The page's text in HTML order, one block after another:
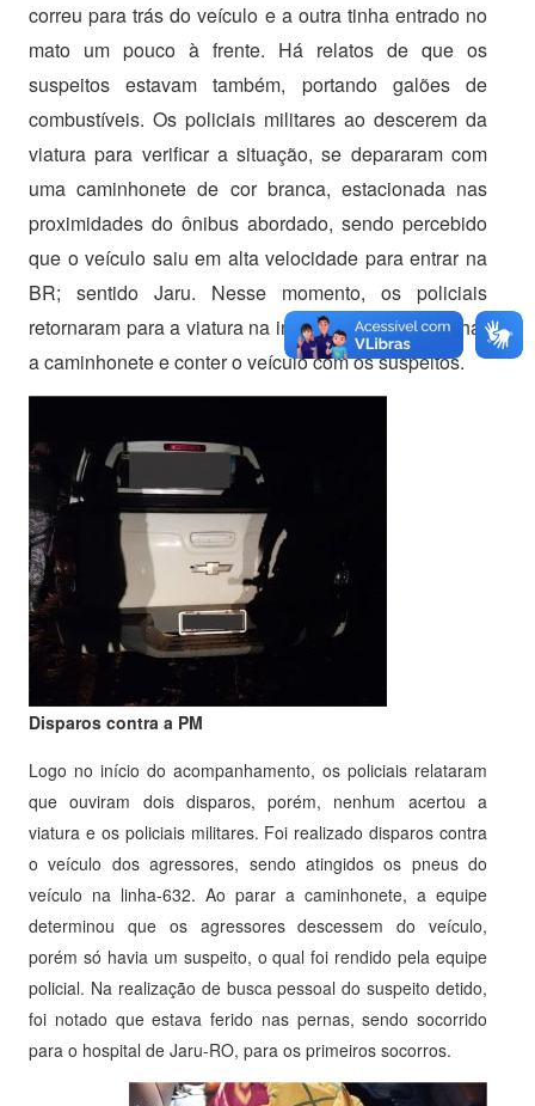
correu para trás do veículo e a outra tinha entrado no
mato um pouco à frente. Há relatos de que os
suspeitos estavam também, portando galões de
combustíveis. Os policiais militares ao descerem da
viatura para verificar a situação, se depararam com
uma caminhonete de cor branca, estacionada nas
proximidades do ônibus abordado, sendo percebido
que o veículo saiu em alta velocidade para entrar na
BR; sentido Jaru. Nesse momento, os policiais
retornaram para a viatura na intenção de acompanhar
a caminhonete e conter o veículo com os suspeitos.
Disparos contra a PM
Logo no início do acompanhamento, os policiais relataram
que ouviram dois disparos, porém, nenhum acertou a
viatura e os policiais militares. Foi realizado disparos contra
o veículo dos agressores, sendo atingidos os pneus do
veículo na linha-632. Ao parar a caminhonete, a equipe
determinou que os agressores descessem do veículo,
porém só havia um suspeito, o qual foi rendido pela equipe
policial. Na realização de busca pessoal do suspeito detido,
foi notado que estava ferido nas pernas, sendo socorrido
para o hospital de Jaru-RO, para os primeiros socorros.